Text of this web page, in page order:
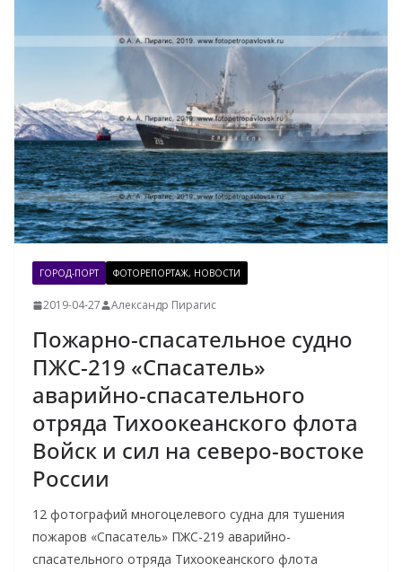
ГОРОД-ПОРТ ФОТОРЕПОРТАЖ, НОВОСТИ
2019-04-27 Александр Пирагис
Пожарно-спасательное судно
ПЖС-219 «Спасатель»
аварийно-спасательного
отряда Тихоокеанского флота
Войск и сил на северо-востоке
России
12 фотографий многоцелевого судна для тушения
пожаров «Спасатель» ПЖС-219 аварийно-
спасательного отряда Тихоокеанского флота